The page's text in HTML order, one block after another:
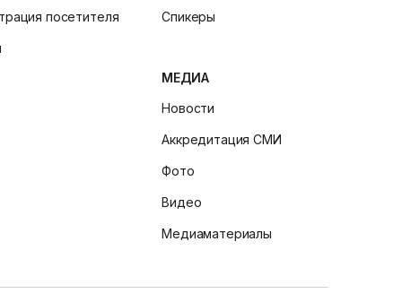
посетителя Спикеры
МЕДИА
Новости
Аккредитация СМИ
Фото
Видео
Медиаматериалы